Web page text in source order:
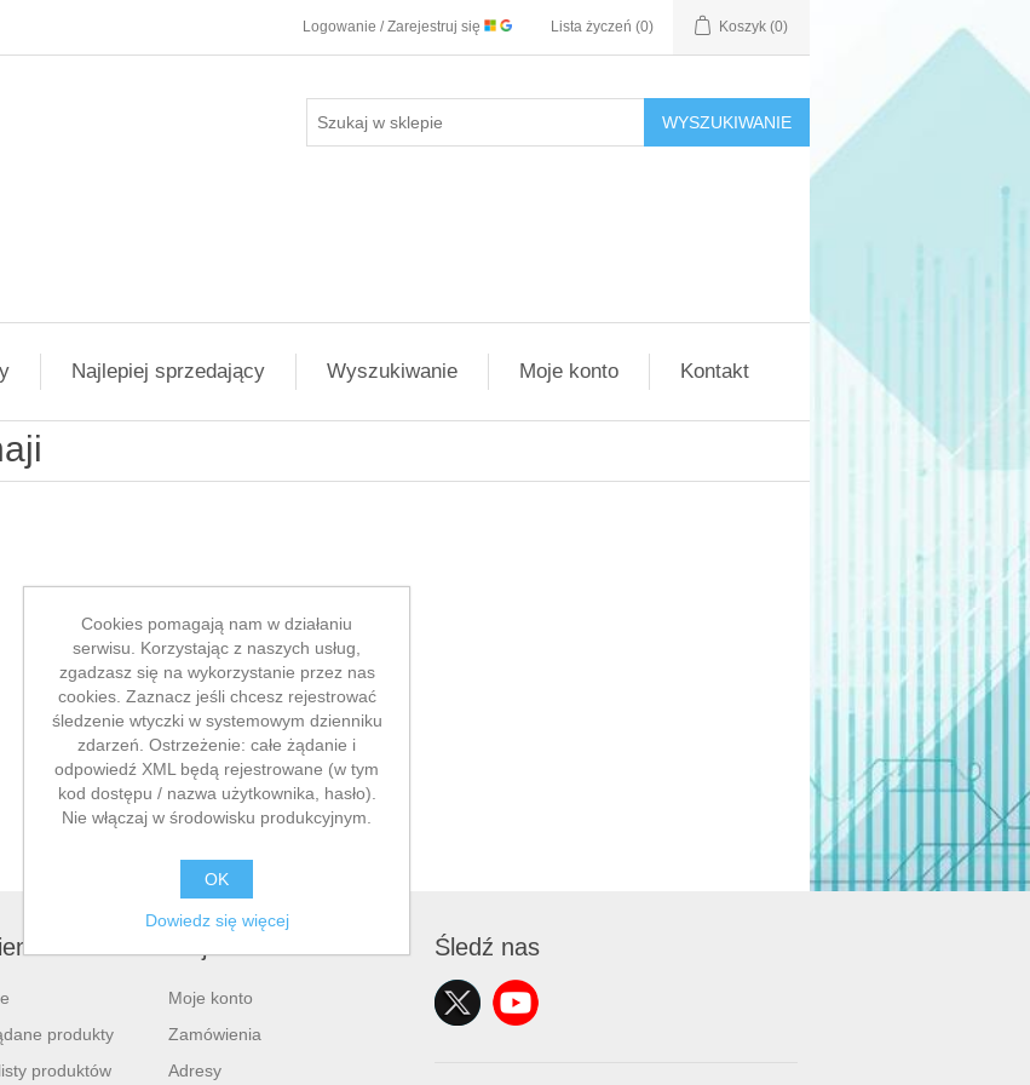
Logowanie / Zarejestruj się Lista życzeń (0) Koszyk (0)
WYSZUKIWANIE
Najlepiej sprzedający Wyszukiwanie Moje konto Kontakt
produkty
produktów
Moje konto
Zamówienia
Adresy
Śledź nas
Cookies pomagają nam w działaniu
serwisu. Korzystając z naszych usług,
zgadzasz się na wykorzystanie przez nas
cookies. Zaznacz jeśli chcesz rejestrować
śledzenie wtyczki w systemowym dzienniku
zdarzeń. Ostrzeżenie: całe żądanie i
odpowiedź XML będą rejestrowane (w tym
kod dostępu / nazwa użytkownika, hasło).
Nie włączaj w środowisku produkcyjnym.
OK
Dowiedz się więcej